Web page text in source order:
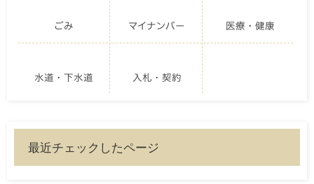
ごみ マイナンバー 医療・健康
水道・下水道 入札・契約
最近チェックしたページ